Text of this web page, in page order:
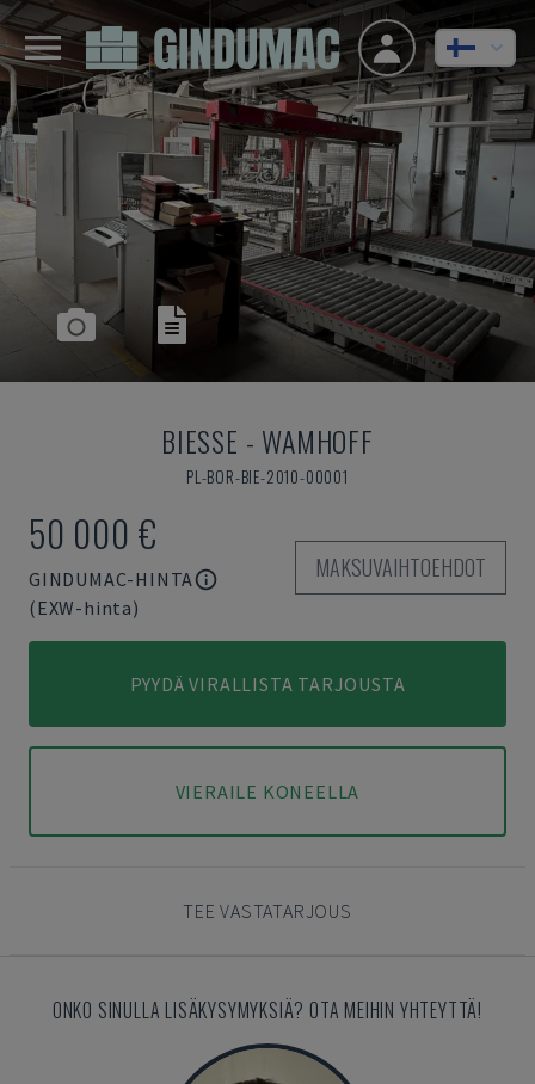
BIESSE - WAMHOFF
PL-BOR-BIE-2010-00001
50 000 €
GINDUMAC-HINTA
(EXW-hinta)
MAKSUVAIHTOEHDOT
PYYDÄ VIRALLISTA TARJOUSTA
VIERAILE KONEELLA
TEE VASTATARJOUS
ONKO SINULLA LISÄKYSYMYKSIÄ? OTA MEIHIN YHTEYTTÄ!